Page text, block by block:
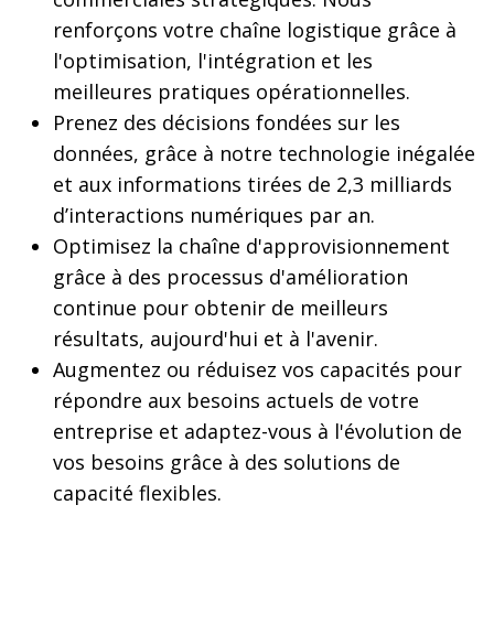
renforçons votre chaîne logistique grâce à
l'optimisation, l'intégration et les
meilleures pratiques opérationnelles.
Prenez des décisions fondées sur les
données, grâce à notre technologie inégalée
et aux informations tirées de 2,3 milliards
d’interactions numériques par an.
Optimisez la chaîne d'approvisionnement
grâce à des processus d'amélioration
continue pour obtenir de meilleurs
résultats, aujourd'hui et à l'avenir.
Augmentez ou réduisez vos capacités pour
répondre aux besoins actuels de votre
entreprise et adaptez-vous à l'évolution de
vos besoins grâce à des solutions de
capacité flexibles.